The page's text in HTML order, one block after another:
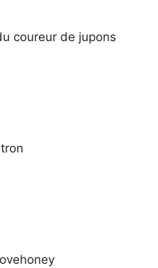
coureur de jupons